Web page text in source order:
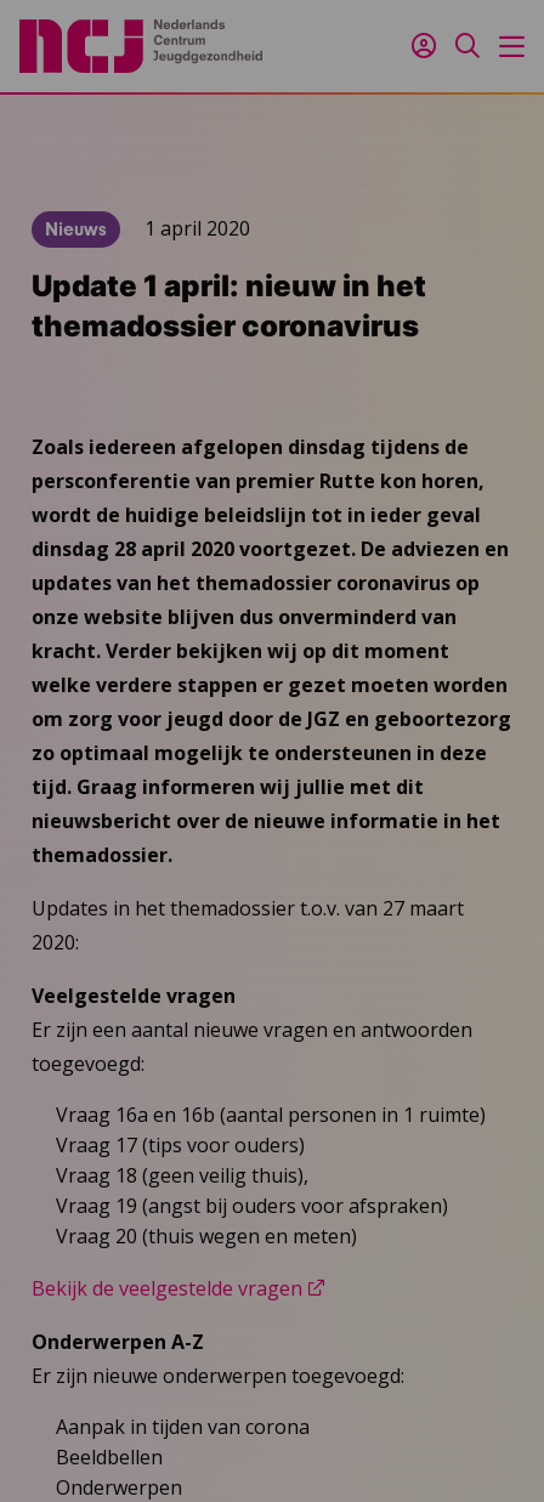
Inloggen
Zoeken
Nieuws 1 april 2020
Update 1 april: nieuw in het
themadossier coronavirus
Zoals iedereen afgelopen dinsdag tijdens de
persconferentie van premier Rutte kon horen,
wordt de huidige beleidslijn tot in ieder geval
dinsdag 28 april 2020 voortgezet. De adviezen en
updates van het themadossier coronavirus op
onze website blijven dus onverminderd van
kracht. Verder bekijken wij op dit moment
welke verdere stappen er gezet moeten worden
om zorg voor jeugd door de JGZ en geboortezorg
zo optimaal mogelijk te ondersteunen in deze
tijd. Graag informeren wij jullie met dit
nieuwsbericht over de nieuwe informatie in het
themadossier.
Updates in het themadossier t.o.v. van 27 maart
2020:
Veelgestelde vragen
Er zijn een aantal nieuwe vragen en antwoorden
toegevoegd:
Vraag 16a en 16b (aantal personen in 1 ruimte)
Vraag 17 (tips voor ouders)
Vraag 18 (geen veilig thuis),
Vraag 19 (angst bij ouders voor afspraken)
Vraag 20 (thuis wegen en meten)
Bekijk de veelgestelde vragen
Onderwerpen A-Z
Er zijn nieuwe onderwerpen toegevoegd:
Aanpak in tijden van corona
Beeldbellen
Onderwerpen